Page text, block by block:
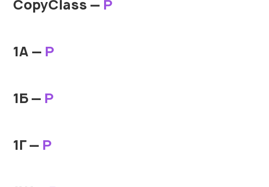
CopyClass — Р
1А — Р
1Б — Р
1Г — Р